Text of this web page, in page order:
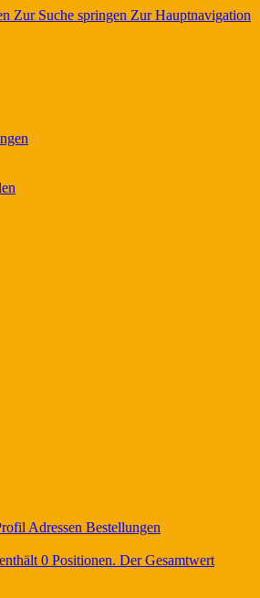
Zur Suche springen Zur Hauptnavigation
Adressen Bestellungen
0 Positionen. Der Gesamtwert